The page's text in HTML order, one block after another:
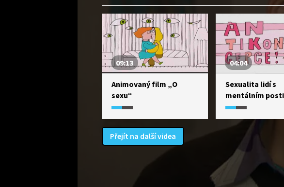
09:13
Animovaný film „O
sexu“
04:04
Sexualita lidí s
mentálním
Přejít na další videa